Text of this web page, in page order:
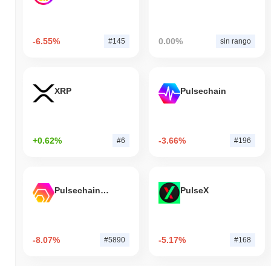
-6.55% #145 0.00% sin rango
XRP
+0.62% #6
Pulsechain
-3.66% #196
Pulsechain Bridged HEX (Pulsechain)
-8.07% #5890
PulseX
-5.17% #168